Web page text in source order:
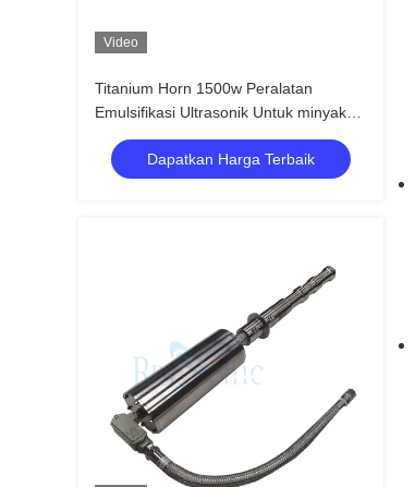
Video
Titanium Horn 1500w Peralatan
Emulsifikasi Ultrasonik Untuk minyak
dan air
Dapatkan Harga Terbaik